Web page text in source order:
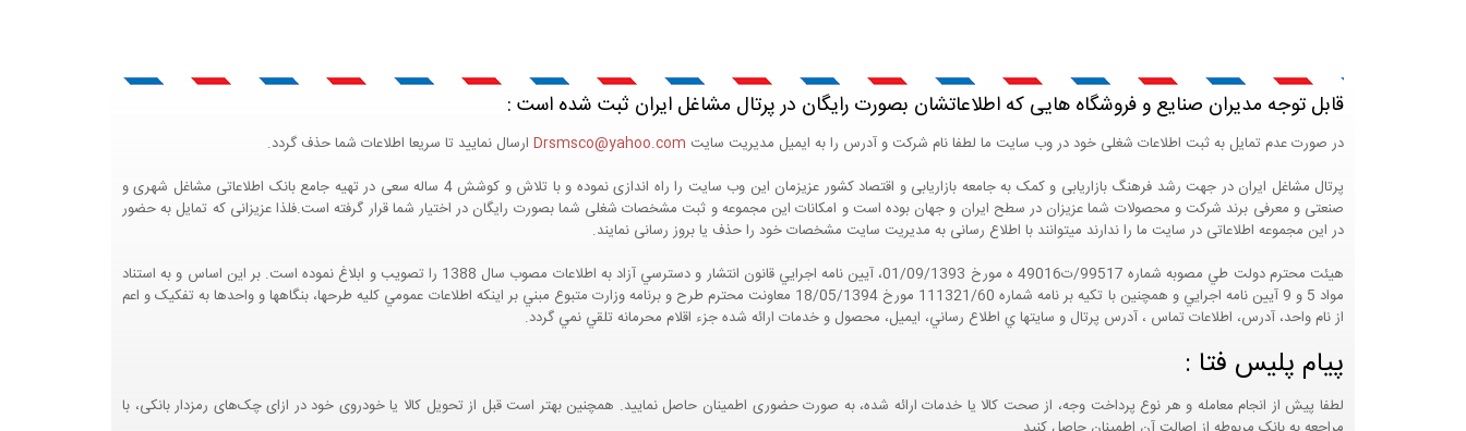
قابل توجه مدیران صنایع و فروشگاه هایی که اطلاعاتشان بصورت رایگان در پرتال مشاغل ایران ثبت شده است :
در صورت عدم تمایل به ثبت اطلاعات شغلی خود در وب سایت ما لطفا نام شرکت و آدرس را به ایمیل مدیریت سایت Drsmsco@yahoo.com ارسال نمایید تا سریعا اطلاعات شما حذف گردد.
پرتال مشاغل ایران در جهت رشد فرهنگ بازاریابی و کمک به جامعه بازاریابی و اقتصاد کشور عزیزمان این وب سایت را راه اندازی نموده و با تلاش و کوشش 4 ساله سعی در تهیه جامع بانک اطلاعاتی مشاغل شهری و
صنعتی و معرفی برند شرکت و محصولات شما عزیزان در سطح ایران و جهان بوده است و امکانات این مجموعه و ثبت مشخصات شغلی شما بصورت رایگان در اختیار شما قرار گرفته است.فلذا عزیزانی که تمایل به حضور
در این مجموعه اطلاعاتی در سایت ما را ندارند میتوانند با اطلاع رسانی به مدیریت سایت مشخصات خود را حذف یا بروز رسانی نمایند.
هيئت محترم دولت طي مصوبه شماره 99517/ت49016 ه مورخ 01/09/1393، آيين نامه اجرايي قانون انتشار و دسترسي آزاد به اطلاعات مصوب سال 1388 را تصويب و ابلاغ نموده است. بر اين اساس و به استناد
مواد 5 و 9 آيين نامه اجرايي و همچنين با تکيه بر نامه شماره 111321/60 مورخ 18/05/1394 معاونت محترم طرح و برنامه وزارت متبوع مبني بر اينکه اطلاعات عمومي کليه طرحها، بنگاهها و واحدها به تفکيک و اعم
از نام واحد، آدرس، اطلاعات تماس ، آدرس پرتال و سايتها ي اطلاع رساني، ايميل، محصول و خدمات ارائه شده جزء اقلام محرمانه تلقي نمي گردد.
پیام پلیس فتا :
لطفا پیش از انجام معامله و هر نوع پرداخت وجه، از صحت کالا یا خدمات ارائه شده، به صورت حضوری اطمینان حاصل نمایید. همچنین بهتر است قبل از تحویل کالا یا خودروی خود در ازای چک‌های رمزدار بانکی، با